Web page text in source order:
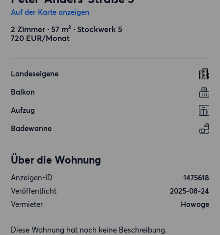
Auf der Karte anzeigen
2 Zimmer ∙ 57 m² ∙ Stockwerk 5
720 EUR/Monat
Landeseigene
Balkon
Aufzug
Badewanne
Über die Wohnung
Anzeigen-ID
1475618
Veröffentlicht
2025-08-24
Vermieter
Howoge
Diese Wohnung hat noch keine Beschreibung.